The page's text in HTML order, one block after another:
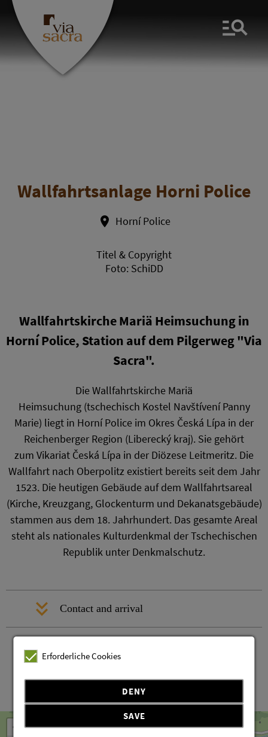
Wallfahrtsanlage Horni Police
Horní Police
Titel & Copyright
Foto: SchiDD
Wallfahrtskirche Mariä Heimsuchung in
Horní Police, Station auf dem Pilgerweg "Via
Sacra".
Die Wallfahrtskirche Mariä
Heimsuchung (tschechisch Kostel Navštívení Panny
Marie) liegt in Horní Police im Okres Česká Lípa in der
Reichenberger Region (Liberecký kraj). Sie gehört
zum Vikariat Česká Lípa in der Diözese Leitmeritz. Die
Wallfahrt nach Oberpolitz existiert bereits seit dem Jahr
1523. Die heutigen Gebäude auf dem Wallfahrtsareal
(Kirche, Kreuzgang, Glockenturm und Dekanatsgebäude)
stammen aus dem 18. Jahrhundert. Das gesamte Areal
steht als nationales Kulturdenkmal der Tschechischen
Republik unter Denkmalschutz.
Contact and arrival
+
Leaflet| ©OpenStreetMapcontributors
Erforderliche Cookies
DENY
SAVE